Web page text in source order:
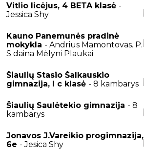
Vitlio licėjus, 4 BETA klasė -
Jessica Shy
Kauno Panemunės pradinė
mokykla - Andrius Mamontovas. P.
S daina Mėlyni Plaukai
Šiaulių Stasio Šalkauskio
gimnazija, I c klasė - 8 kambarys
Šiaulių Saulėtekio gimnazija - 8
kambarys
Jonavos J.Vareikio progimnazija,
6e - Jesica Shy